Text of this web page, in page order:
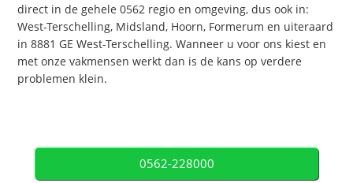
direct in de gehele 0562 regio en omgeving, dus ook in:
West-Terschelling, Midsland, Hoorn, Formerum en uiteraard
in 8881 GE West-Terschelling. Wanneer u voor ons kiest en
met onze vakmensen werkt dan is de kans op verdere
problemen klein.
0562-228000